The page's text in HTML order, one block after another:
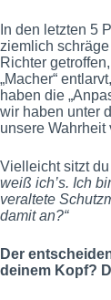
In den letzten 5
ziemlich
Richter
„Macher“
haben die
wir haben unter
unsere Wahrheit
Vielleicht sitzt
weiß ich’s. Ich
veraltete
damit an?“
Der
deinem Kopf?